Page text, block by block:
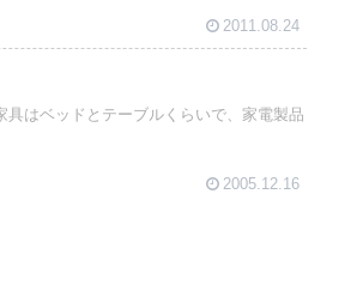
2011.08.24
はベッドとテーブルくらいで、家電製品
2005.12.16